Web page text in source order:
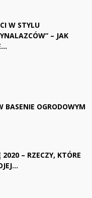
W STYLU
– JAK
BASENIE OGRODOWYM
– RZECZY, KTÓRE